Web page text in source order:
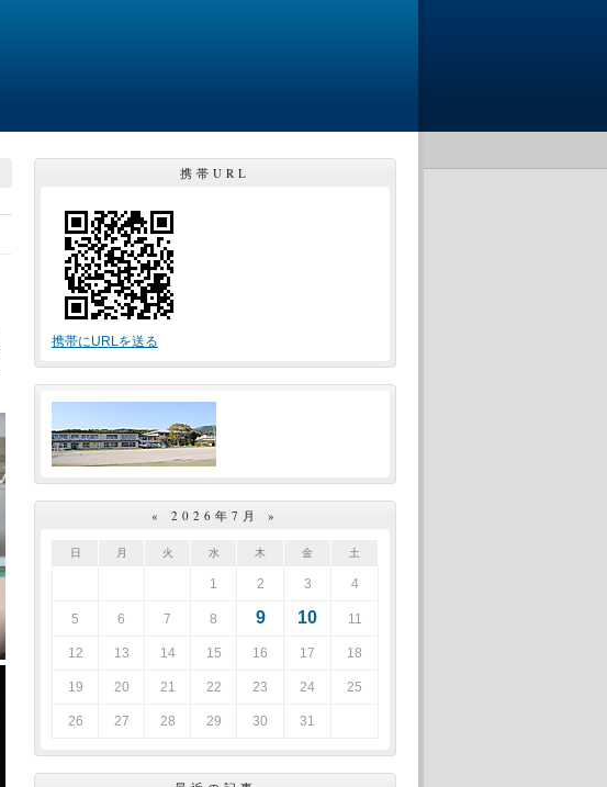
携帯URL
携帯にURLを送る
« 2026年7月 »
日 月 火 水 木 金 土
1 2 3 4
5 6 7 8 9 10 11
12 13 14 15 16 17 18
19 20 21 22 23 24 25
26 27 28 29 30 31